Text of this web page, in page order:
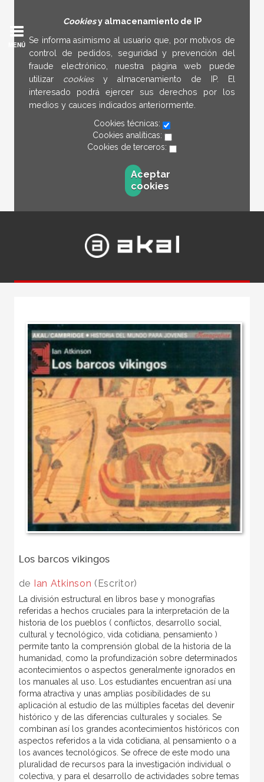
Cookiesy almacenamiento de IP
Se informa asimismo al usuario que, por motivos de
control de pedidos, seguridad y prevención del
fraude electrónico, nuestra página web puede
utilizar cookies y almacenamiento de IP. El
interesado podrá ejercer sus derechos por los
medios y cauces indicados anteriormente.
Cookies técnicas:
Cookies analíticas:
Cookies de terceros:
Aceptar
cookies
MENÚ
Los barcos vikingos
de Ian Atkinson (Escritor)
La división estructural en libros base y monografías
referidas a hechos cruciales para la interpretación de la
historia de los pueblos ( conflictos, desarrollo social,
cultural y tecnológico, vida cotidiana, pensamiento )
permite tanto la comprensión global de la historia de la
humanidad, como la profundización sobre determinados
acontecimientos o aspectos generalmente ignorados en
los manuales al uso. Los estudiantes encuentran así una
forma atractiva y unas amplias posibilidades de su
aplicación al estudio de las múltiples facetas del devenir
histórico y de las diferencias culturales y sociales. Se
combinan así los grandes acontecimientos históricos con
aspectos referidos a la vida cotidiana, al pensamiento o a
los avances tecnológicos. Se ofrece de este modo una
pluralidad de recursos para la investigación individual o
colectiva, y para el desarrollo de actividades sobre temas